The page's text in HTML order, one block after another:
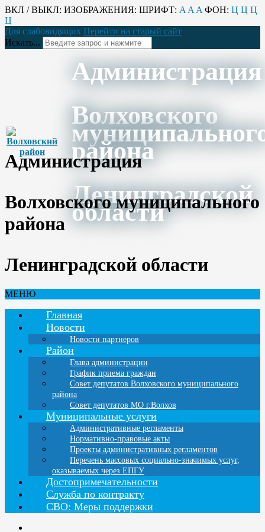
ВКЛ / ВЫКЛ: ИЗОБРАЖЕНИЯ: ШРИФТ: A A A ФОН: Ц Ц Ц
Ц
Для слабовидящих Перейти на старый сайт
Искать...
Администрация
Волховского
района
Ленинградской
области
Администрация
Волховского муниципального
района
Ленинградской области
МЕНЮ
Главная
Новости
Новости партнеров
Район
Глава администрации
График приема граждан
Совет депутатов Волховского муниципального
района
Совет депутатов МО г.Волхов
Муниципальные услуги
Административные регламенты
Нормативно-правовые акты
Проекты административных регламентов
Перечень массовых социально-значимых услуг,
оказываемых через ЕПГУ
Достопримечательности
Служба по контракту
СВО: Меры поддержки